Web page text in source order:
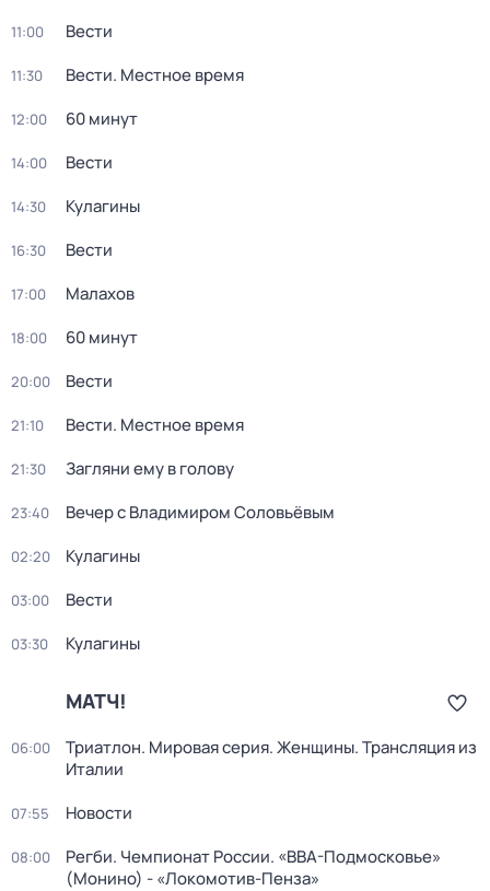
11:00 Вести
11:30 Вести. Местное время
12:00 60 минут
14:00 Вести
14:30 Кулагины
16:30 Вести
17:00 Малахов
18:00 60 минут
20:00 Вести
21:10 Вести. Местное время
21:30 Загляни ему в голову
23:40 Вечер с Владимиром Соловьёвым
02:20 Кулагины
03:00 Вести
03:30 Кулагины
МАТЧ!
06:00
Триатлон. Мировая серия. Женщины. Трансляция из
Италии
07:55 Новости
08:00
Регби. Чемпионат России. «ВВА-Подмосковье»
(Монино) - «Локомотив-Пенза»